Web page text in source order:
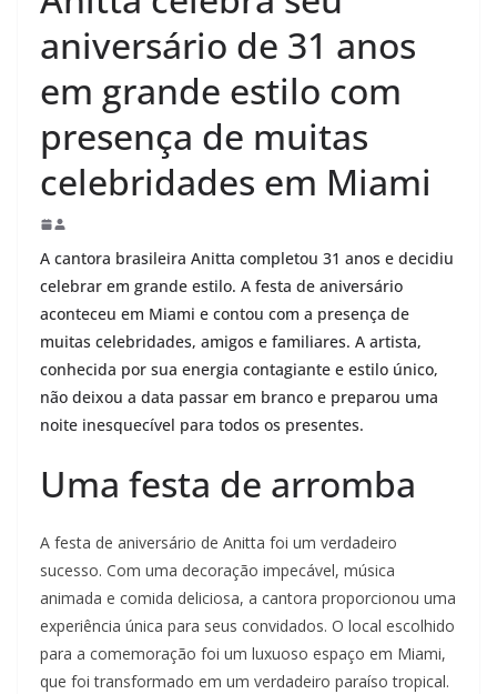
aniversário de 31 anos
em grande estilo com
presença de muitas
celebridades em Miami
A cantora brasileira Anitta completou 31 anos e decidiu
celebrar em grande estilo. A festa de aniversário
aconteceu em Miami e contou com a presença de
muitas celebridades, amigos e familiares. A artista,
conhecida por sua energia contagiante e estilo único,
não deixou a data passar em branco e preparou uma
noite inesquecível para todos os presentes.
Uma festa de arromba
A festa de aniversário de Anitta foi um verdadeiro
sucesso. Com uma decoração impecável, música
animada e comida deliciosa, a cantora proporcionou uma
experiência única para seus convidados. O local escolhido
para a comemoração foi um luxuoso espaço em Miami,
que foi transformado em um verdadeiro paraíso tropical.